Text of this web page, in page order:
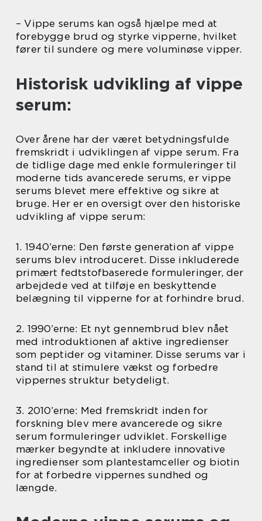
– Vippe serums kan også hjælpe med at
forebygge brud og styrke vipperne, hvilket
fører til sundere og mere voluminøse vipper.
Historisk udvikling af vippe
serum:
Over årene har der været betydningsfulde
fremskridt i udviklingen af vippe serum. Fra
de tidlige dage med enkle formuleringer til
moderne tids avancerede serums, er vippe
serums blevet mere effektive og sikre at
bruge. Her er en oversigt over den historiske
udvikling af vippe serum:
1. 1940’erne: Den første generation af vippe
serums blev introduceret. Disse inkluderede
primært fedtstofbaserede formuleringer, der
arbejdede ved at tilføje en beskyttende
belægning til vipperne for at forhindre brud.
2. 1990’erne: Et nyt gennembrud blev nået
med introduktionen af aktive ingredienser
som peptider og vitaminer. Disse serums var i
stand til at stimulere vækst og forbedre
vippernes struktur betydeligt.
3. 2010’erne: Med fremskridt inden for
forskning blev mere avancerede og sikre
serum formuleringer udviklet. Forskellige
mærker begyndte at inkludere innovative
ingredienser som plantestamceller og biotin
for at forbedre vippernes sundhed og
længde.